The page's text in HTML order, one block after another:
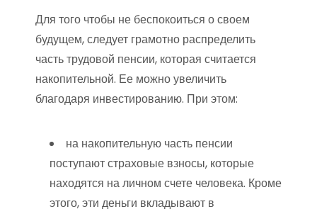
Для того чтобы не беспокоиться о своем
будущем, следует грамотно распределить
часть трудовой пенсии, которая считается
накопительной. Ее можно увеличить
благодаря инвестированию. При этом:
на накопительную часть пенсии
поступают страховые взносы, которые
находятся на личном счете человека. Кроме
этого, эти деньги вкладывают в